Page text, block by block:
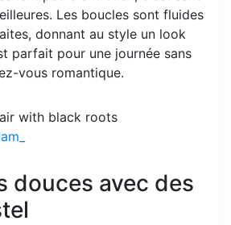
Les boucles sont fluides
donnant au style un look
parfait pour une journée sans
vous romantique.
douces avec des